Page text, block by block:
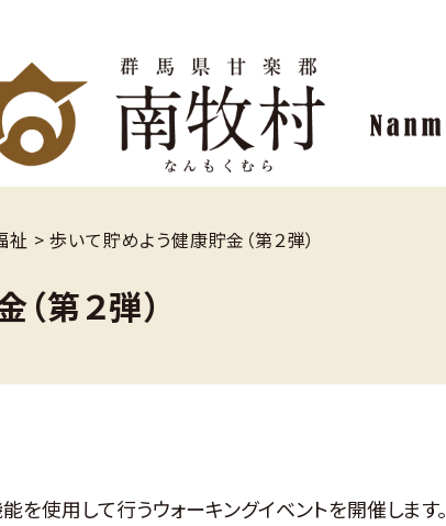
祉 >歩いて貯めよう健康貯金（第２弾）
第２弾）
を使用して行うウォーキングイベントを開催します。